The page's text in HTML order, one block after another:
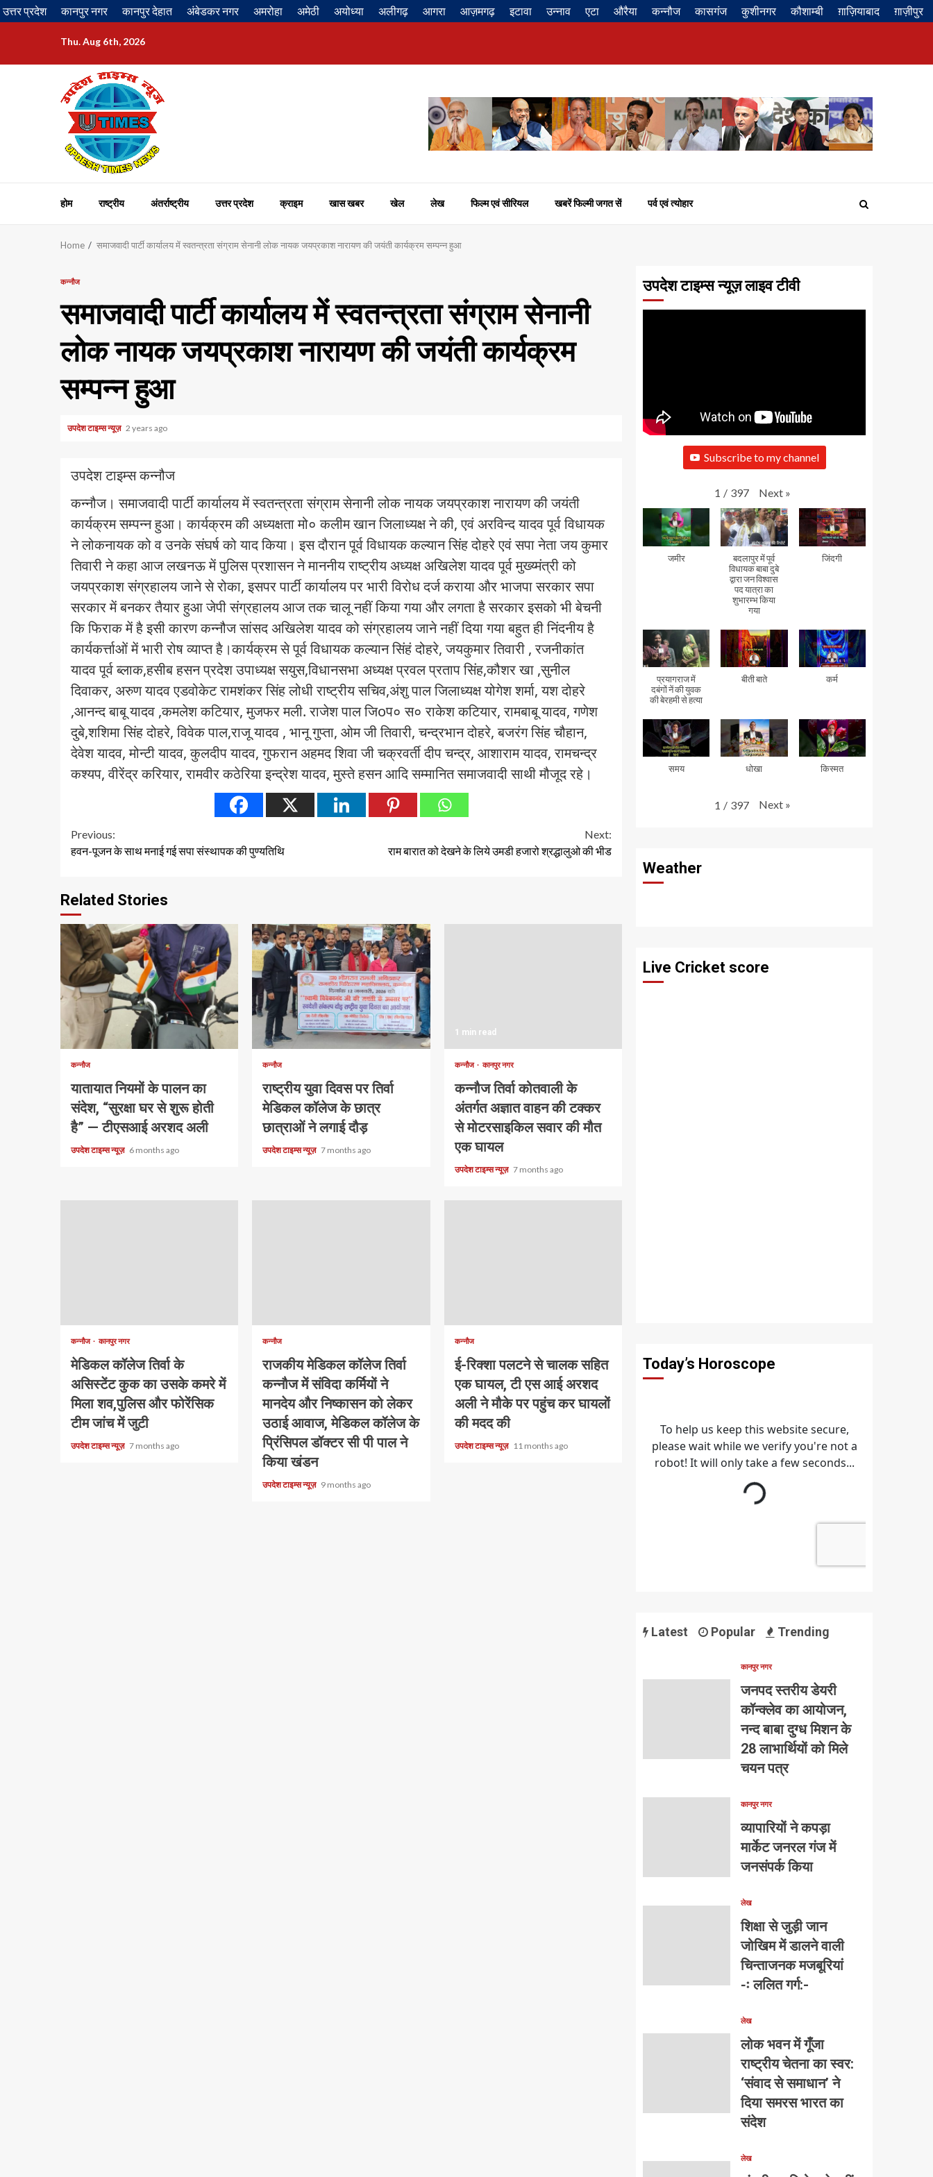
Skip
to
उत्तर प्रदेश कानपुर नगर कानपुर देहात अंबेडकर नगर अमरोहा अमेठी अयोध्या अलीगढ़ आगरा आज़मगढ़ इटावा उन्नाव एटा औरैया कन्नौज कासगंज कुशीनगर कौशाम्बी ग़ाज़ियाबाद ग़ाज़ीपुर
Thu. Aug 6th, 2026
होम राष्ट्रीय अंतर्राष्ट्रीय उत्तर प्रदेश क्राइम खास खबर खेल लेख फिल्म एवं सीरियल खबरें फिल्मी जगत सें पर्व एवं त्योहार
Home समाजवादी पार्टी कार्यालय में स्वतन्त्रता संग्राम सेनानी लोक नायक जयप्रकाश नारायण की जयंती कार्यक्रम सम्पन्न हुआ
कन्नौज
समाजवादी पार्टी कार्यालय में स्वतन्त्रता संग्राम सेनानी
लोक नायक जयप्रकाश नारायण की जयंती कार्यक्रम
सम्पन्न हुआ
उपदेश टाइम्स न्यूज़ 2 years ago
उपदेश टाइम्स कन्नौज
कन्नौज। समाजवादी पार्टी कार्यालय में स्वतन्त्रता संग्राम सेनानी लोक नायक जयप्रकाश नारायण की जयंती
कार्यक्रम सम्पन्न हुआ। कार्यक्रम की अध्यक्षता मो० कलीम खान जिलाध्यक्ष ने की, एवं अरविन्द यादव पूर्व विधायक
ने लोकनायक को व उनके संघर्ष को याद किया। इस दौरान पूर्व विधायक कल्यान सिंह दोहरे एवं सपा नेता जय कुमार
तिवारी ने कहा आज लखनऊ में पुलिस प्रशासन ने माननीय राष्ट्रीय अध्यक्ष अखिलेश यादव पूर्व मुख्य्मंत्री को
जयप्रकाश संग्रहालय जाने से रोका, इसपर पार्टी कार्यालय पर भारी विरोध दर्ज कराया और भाजपा सरकार सपा
सरकार में बनकर तैयार हुआ जेपी संग्रहालय आज तक चालू नहीं किया गया और लगता है सरकार इसको भी बेचनी
कि फिराक में है इसी कारण कन्नौज सांसद अखिलेश यादव को संग्रहालय जाने नहीं दिया गया बहुत ही निंदनीय है
कार्यकर्त्ताओं में भारी रोष व्याप्त है।कार्यक्रम से पूर्व विधायक कल्यान सिंहं दोहरे, जयकुमार तिवारी , रजनीकांत
यादव पूर्व ब्लाक,हसीब हसन प्रदेश उपाध्यक्ष सयुस,विधानसभा अध्यक्ष प्रवल प्रताप सिंह,कौशर खा ,सुनील
दिवाकर, अरुण यादव एडवोकेट रामशंकर सिंह लोधी राष्ट्रीय सचिव,अंशु पाल जिलाध्यक्ष योगेश शर्मा, यश दोहरे
,आनन्द बाबू यादव ,कमलेश कटियार, मुजफर मली. राजेश पाल जिοप० स० राकेश कटियार, रामबाबू यादव, गणेश
दुबे,शशिमा सिंह दोहरे, विवेक पाल,राजू यादव , भानू गुप्ता, ओम जी तिवारी, चन्द्रभान दोहरे, बजरंग सिंह चौहान,
देवेश यादव, मोन्टी यादव, कुलदीप यादव, गुफरान अहमद शिवा जी चक्रवर्ती दीप चन्द्र, आशाराम यादव, रामचन्द्र
कश्यप, वीरेंद्र करियार, रामवीर कठेरिया इन्द्रेश यादव, मुस्ते हसन आदि सम्मानित समाजवादी साथी मौजूद रहे।
Continue
Previous:
हवन-पूजन के साथ मनाई गई सपा संस्थापक की पुण्यतिथि
Next:
राम बारात को देखने के लिये उमडी हजारो श्रद्धालुओ की भीड
Related Stories
1 min read
कन्नौज
यातायात नियमों के पालन का
संदेश, “सुरक्षा घर से शुरू होती
है” — टीएसआई अरशद अली
उपदेश टाइम्स न्यूज़ 6 months ago
1 min read
कन्नौज
राष्ट्रीय युवा दिवस पर तिर्वा
मेडिकल कॉलेज के छात्र
छात्राओं ने लगाई दौड़
उपदेश टाइम्स न्यूज़ 7 months ago
1 min read
कन्नौज कानपुर नगर
कन्नौज तिर्वा कोतवाली के
अंतर्गत अज्ञात वाहन की टक्कर
से मोटरसाइकिल सवार की मौत
एक घायल
उपदेश टाइम्स न्यूज़ 7 months ago
कन्नौज कानपुर नगर
मेडिकल कॉलेज तिर्वा के
असिस्टेंट कुक का उसके कमरे में
मिला शव,पुलिस और फोरेंसिक
टीम जांच में जुटी
उपदेश टाइम्स न्यूज़ 7 months ago
कन्नौज
राजकीय मेडिकल कॉलेज तिर्वा
कन्नौज में संविदा कर्मियों ने
मानदेय और निष्कासन को लेकर
उठाई आवाज, मेडिकल कॉलेज के
प्रिंसिपल डॉक्टर सी पी पाल ने
किया खंडन
उपदेश टाइम्स न्यूज़ 9 months ago
कन्नौज
ई-रिक्शा पलटने से चालक सहित
एक घायल, टी एस आई अरशद
अली ने मौके पर पहुंच कर घायलों
की मदद की
उपदेश टाइम्स न्यूज़ 11 months ago
उपदेश टाइम्स न्यूज़ लाइव टीवी
Subscribe to my channel
1 / 397 Next »
जमीर
बदलापुर में पूर्व
विधायक बाबा दुबे
द्वारा जन विश्वास
पद यात्रा का
शुभारम्भ किया
गया
जिंदगी
प्रयागराज में
दबंगों नें की युवक
की बेरहमी से हत्या
बीती बाते कर्म
समय धोखा किस्मत
1 / 397 Next »
Weather
Live Cricket score
Today’s Horoscope
Latest Popular Trending
कानपुर नगर
जनपद स्तरीय डेयरी
कॉन्क्लेव का आयोजन,
नन्द बाबा दुग्ध मिशन के
28 लाभार्थियों को मिले
चयन पत्र
कानपुर नगर
व्यापारियों ने कपड़ा
मार्केट जनरल गंज में
जनसंपर्क किया
लेख
शिक्षा से जुड़ी जान
जोखिम में डालने वाली
चिन्ताजनक मजबूरियां
-ः ललित गर्ग:-
लेख
लोक भवन में गूँजा
राष्ट्रीय चेतना का स्वर:
‘संवाद से समाधान’ ने
दिया समरस भारत का
संदेश
लेख